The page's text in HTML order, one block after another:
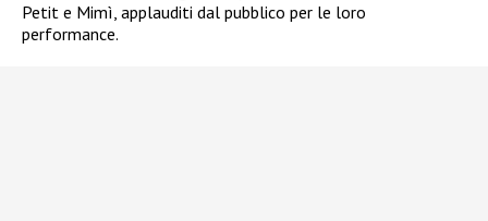
Petit e Mimì, applauditi dal pubblico per le loro
performance.